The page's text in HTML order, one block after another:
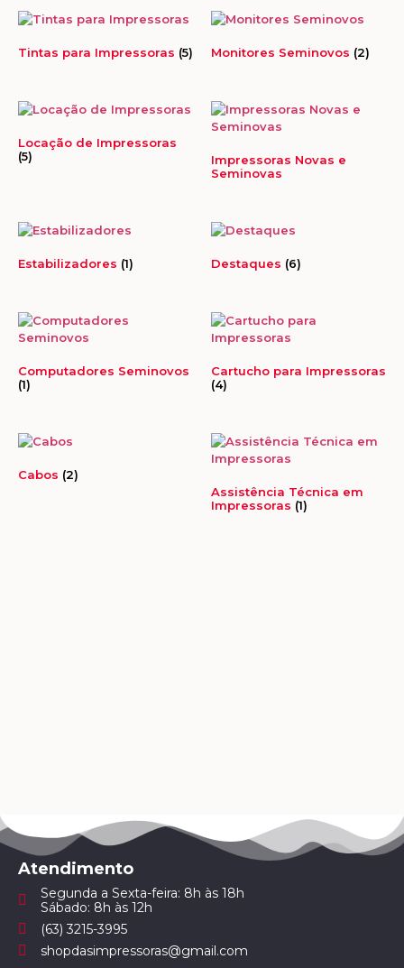
Tintas para Impressoras (5) Monitores Seminovos (2)
Locação de Impressoras
(5)
Impressoras Novas e
Seminovas
Estabilizadores (1) Destaques (6)
Computadores Seminovos
(1)
Cartucho para Impressoras
(4)
Cabos (2)
Assistência Técnica em
Impressoras (1)
Atendimento
Segunda a Sexta-feira: 8h às 18h
Sábado: 8h às 12h
(63) 3215-3995
shopdasimpressoras@gmail.com